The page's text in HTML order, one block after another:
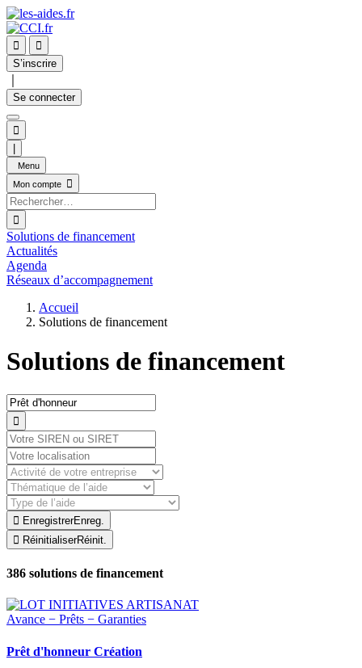


S’inscrire
Se connecter

Menu
Mon compte


Solutions de financement
Actualités
Agenda
Réseaux d’accompagnement
Accueil
Solutions de financement
Solutions de financement

 EnregistrerEnreg.
 RéinitialiserRéinit.
386 solutions de financement
Avance − Prêts − Garanties
Prêt d'honneur Création